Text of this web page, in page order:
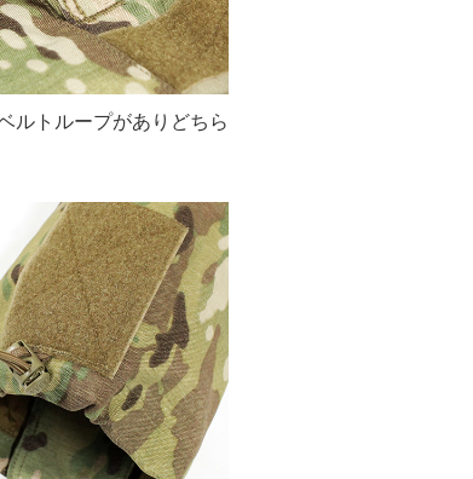
ルトループがありどちら